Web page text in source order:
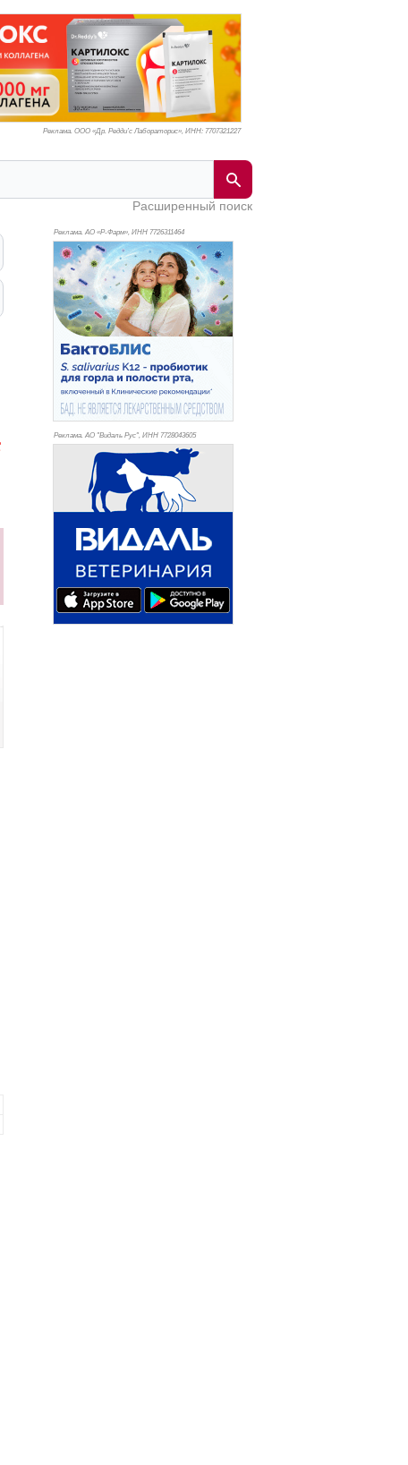
Реклама. ООО «Др. Редди’с Лабораторис», ИНН: 7707321227
Расширенный поиск
Реклама. АО «Р-Фарм», ИНН 7726311464
Реклама. АО "Видаль Рус", ИНН 7728043605